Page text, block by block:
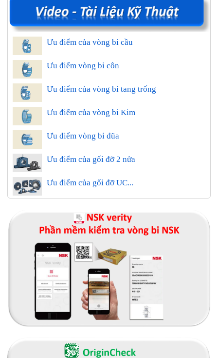
Ưu điểm của vòng bi cầu
Ưu điểm vòng bi côn
Ưu điểm của vòng bi tang trống
Ưu điểm của vòng bi Kim
Ưu điểm vòng bi đũa
Ưu điểm của gối đỡ 2 nửa
Ưu điểm của gối đỡ UC...